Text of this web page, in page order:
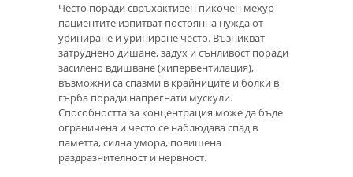
Често поради свръхактивен пикочен мехур
пациентите изпитват постоянна нужда от
уриниране и уриниране често. Възникват
затруднено дишане, задух и сънливост поради
засилено вдишване (хипервентилация),
възможни са спазми в крайниците и болки в
гърба поради напрегнати мускули.
Способността за концентрация може да бъде
ограничена и често се наблюдава спад в
паметта, силна умора, повишена
раздразнителност и нервност.